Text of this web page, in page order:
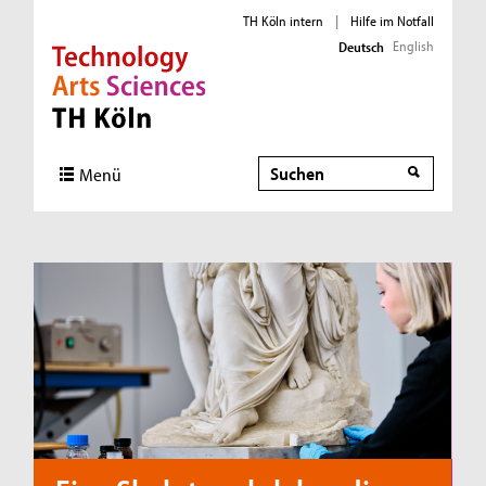
Direkt zur Hauptnavigation
Direkt zum Inhalt
Direkt zum Fußbereich
TH Köln intern |
Hilfe im Notfall
Deutsch English
Menü Suche